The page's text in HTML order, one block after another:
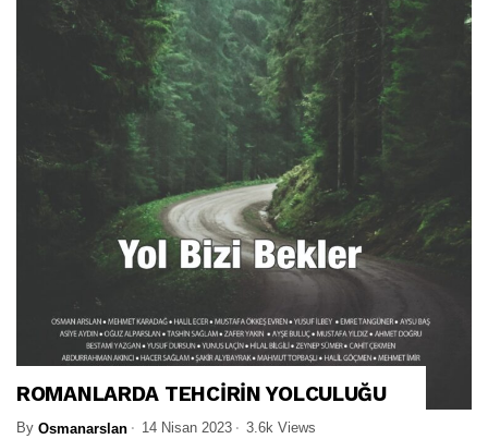
ROMANLARDA TEHCİRİN YOLCULUĞU
By Osmanarslan 14 Nisan 2023 3.6k Views